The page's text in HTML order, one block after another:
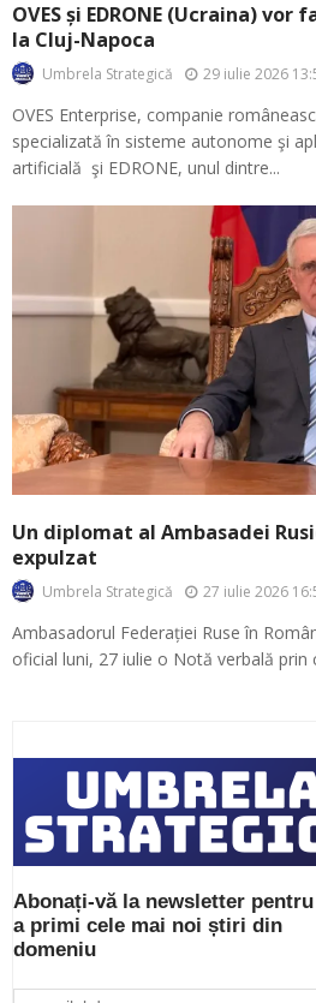
OVES și EDRONE (Ucraina)
la Cluj-Napoca
Umbrela Strategică 29 iulie 2026
OVES Enterprise, companie
specializată în sisteme autonome şi
artificială şi EDRONE, unul dintre...
Un diplomat al Ambasadei
expulzat
Umbrela Strategică 27 iulie 2026
Ambasadorul Federației Ruse în
oficial luni, 27 iulie o Notă verbală prin
Abonați-vă la newsletter pentru
a primi cele mai noi știri din
domeniu